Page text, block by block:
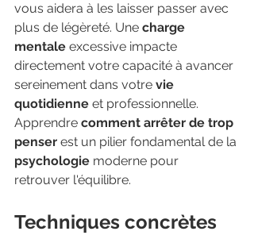
vous aidera à les laisser passer avec
plus de légèreté. Une charge
mentale excessive impacte
directement votre capacité à avancer
sereinement dans votre vie
quotidienne et professionnelle.
Apprendre comment arrêter de trop
penser est un pilier fondamental de la
psychologie moderne pour
retrouver l'équilibre.
Techniques concrètes